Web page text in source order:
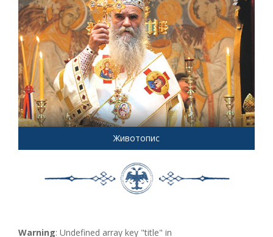
Животопис
Warning: Undefined array key "title" in